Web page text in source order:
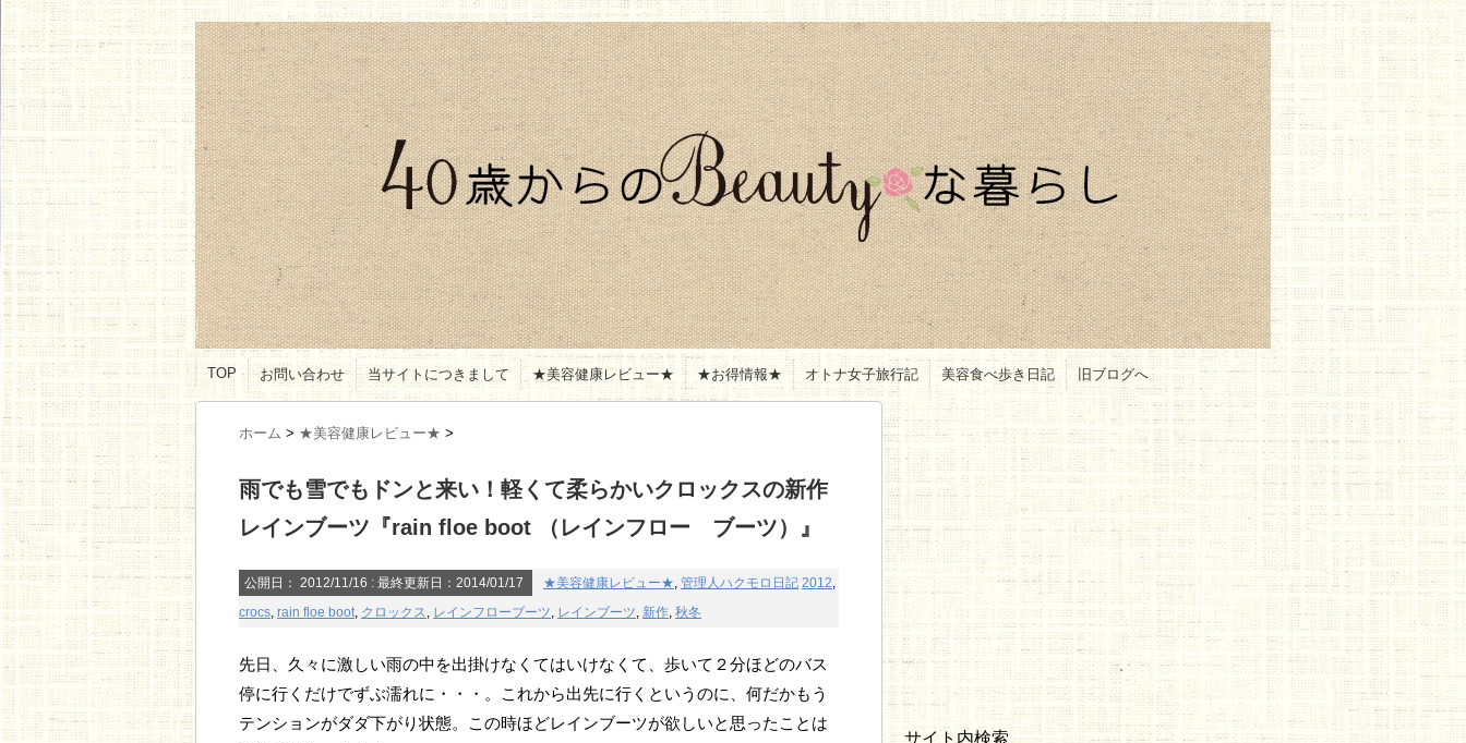
TOP お問い合わせ 当サイトにつきまして ★美容健康レビュー★ ★お得情報★ オトナ女子旅行記 美容食べ歩き日記 旧ブログへ
ホーム > ★美容健康レビュー★ >
雨でも雪でもドンと来い！軽くて柔らかいクロックスの新作
レインブーツ『rain floe boot （レインフロー ブーツ）』
公開日： 2012/11/16 : 最終更新日：2014/01/17 ★美容健康レビュー★, 管理人ハクモロ日記 2012,
crocs, rain floe boot, クロックス, レインフローブーツ, レインブーツ, 新作, 秋冬
先日、久々に激しい雨の中を出掛けなくてはいけなくて、歩いて２分ほどのバス
停に行くだけでずぶ濡れに・・・。これから出先に行くというのに、何だかもう
テンションがダダ下がり状態。この時ほどレインブーツが欲しいと思ったことは
サイト内検索